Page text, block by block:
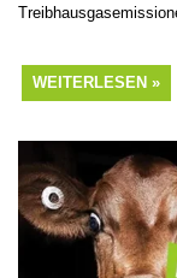
WEITERLESEN »